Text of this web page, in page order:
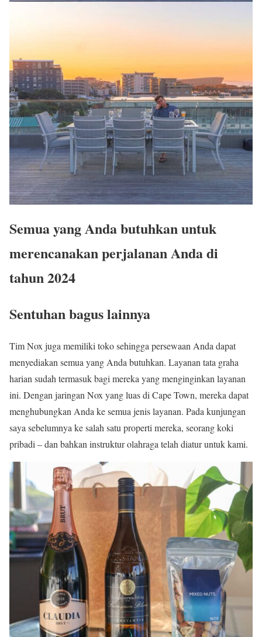
Semua yang Anda butuhkan untuk
merencanakan perjalanan Anda di
tahun 2024
Sentuhan bagus lainnya
Tim Nox juga memiliki toko sehingga persewaan Anda dapat
menyediakan semua yang Anda butuhkan. Layanan tata graha
harian sudah termasuk bagi mereka yang menginginkan layanan
ini. Dengan jaringan Nox yang luas di Cape Town, mereka dapat
menghubungkan Anda ke semua jenis layanan. Pada kunjungan
saya sebelumnya ke salah satu properti mereka, seorang koki
pribadi – dan bahkan instruktur olahraga telah diatur untuk kami.